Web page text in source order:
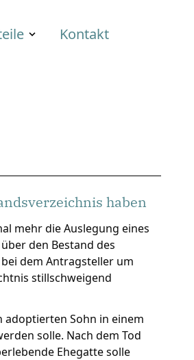
Kontakt
haben
mehr die Auslegung eines
den Bestand des
dem Antragsteller um
stillschweigend
adoptierten Sohn in einem
solle. Nach dem Tod
Ehegatte solle